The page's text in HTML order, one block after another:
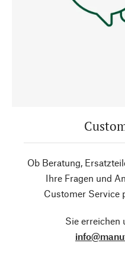
Ob Beratung,
Ihre Fragen und
Customer Service
Sie erreichen